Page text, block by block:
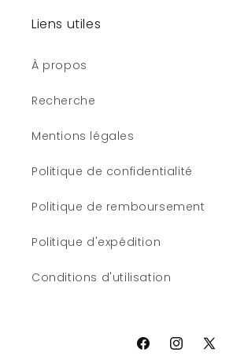
Liens utiles
À propos
Recherche
Mentions légales
Politique de confidentialité
Politique de remboursement
Politique d'expédition
Conditions d'utilisation
FacebookInstagram
X